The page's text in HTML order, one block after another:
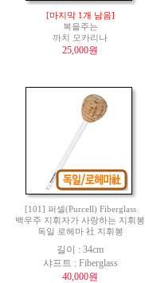
[마지막 1개 남음]
복을주는
까치 오카리나
25,000원
[101] 퍼셀(Purcell) Fiberglass
백우주 지휘자가 사랑하는 지휘봉
독일 로헤마 社 지휘봉
길이 : 34cm
샤프트 : Fiberglass
40,000원